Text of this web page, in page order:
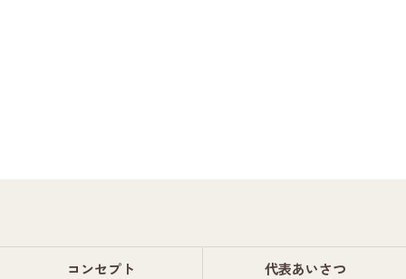
コンセプト 代表あいさつ